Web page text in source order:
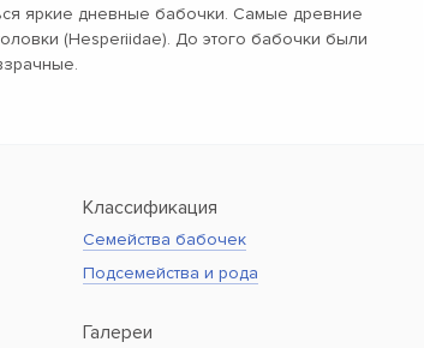
яркие дневные бабочки. Самые древние
(Hesperiidae). До этого бабочки были
Классификация
Семейства бабочек
Подсемейства и рода
Галереи